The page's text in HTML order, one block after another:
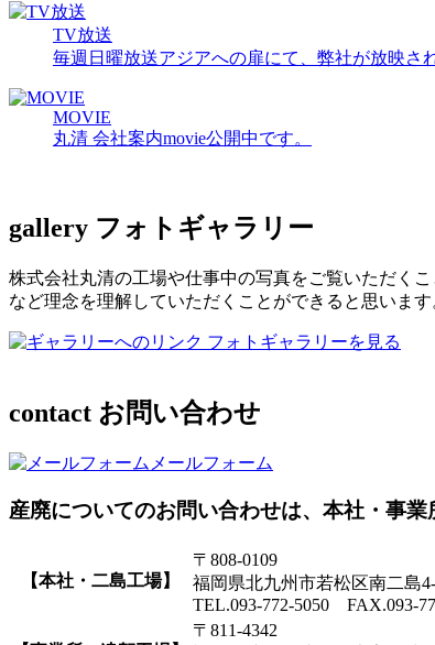
TV放送
毎週日曜放送アジアへの扉にて、弊社が放映さ
MOVIE
丸清 会社案内movie公開中です。
gallery フォトギャラリー
株式会社丸清の工場や仕事中の写真をご覧いただく
など理念を理解していただくことができると思います
フォトギャラリーを見る
contact お問い合わせ
メールフォーム
産廃についてのお問い合わせは、本社・事
【本社・二島工場】
〒808-0109
福岡県北九州市若松区南二島
TEL.093-772-5050 FAX.093-
〒811-4342